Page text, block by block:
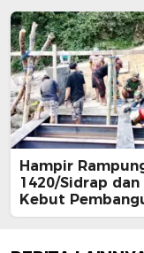
Hampir
1420/Sidrap dan
Kebut
Jembatan